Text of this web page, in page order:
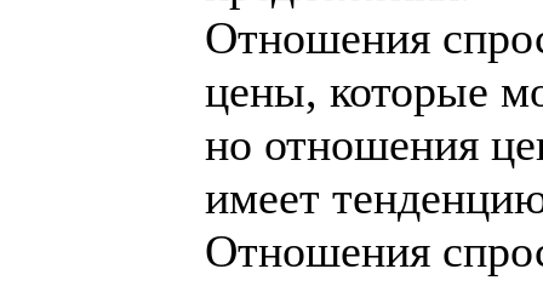
Отношения
цены, которые
но отношения
имеет
Отношения